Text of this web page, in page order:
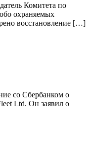
Комитета по
охраняемых
восстановление […]
со Сбербанком о
Ltd. Он заявил о